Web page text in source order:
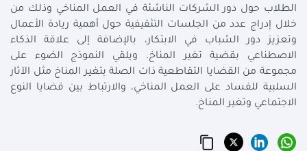
الطلاب حول دور الشركات الناشئة في العمل المناخي وذلك من
خلال إدراج عدد من الجلسات التثقيفية حول أهمية ريادة الأعمال
وتعزيز دور الشباب في الابتكار، بالإضافة إلى علاقة الذكاء
الاصطناعي بقضية تغير المناخ. ويلقي النموذج الضوء على
مجموعة من القضايا التقاطعية ذات الصلة بتغير المناخ مثل الآثار
السلبية للفساد على العمل المناخي، والارتباط بين قضايا النوع
الاجتماعي وتغير المناخ.